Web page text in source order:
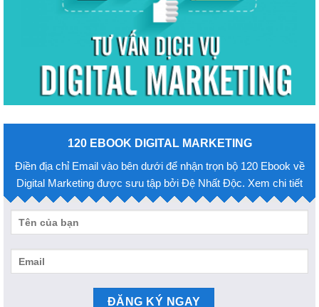
120 EBOOK DIGITAL MARKETING
Điền địa chỉ Email vào bên dưới để nhận trọn bộ 120 Ebook về
Digital Marketing được sưu tập bởi Đệ Nhất Độc. Xem chi tiết